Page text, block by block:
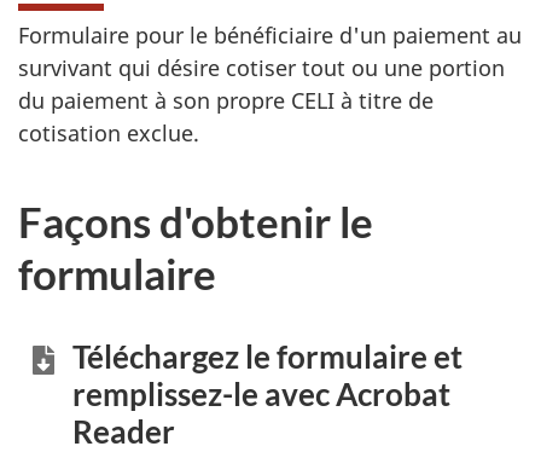
Formulaire pour le bénéficiaire d'un paiement au
survivant qui désire cotiser tout ou une portion
du paiement à son propre CELI à titre de
cotisation exclue.
Façons d'obtenir le
formulaire
Téléchargez le formulaire et
remplissez-le avec Acrobat
Reader